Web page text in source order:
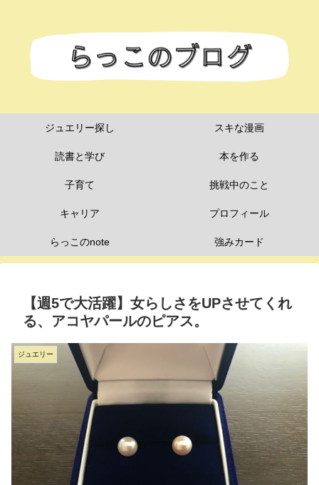
ジュエリー探し スキな漫画
読書と学び 本を作る
子育て 挑戦中のこと
キャリア プロフィール
らっこのnote 強みカード
【週5で大活躍】女らしさをUPさせてくれ
る、アコヤパールのピアス。
ジュエリー